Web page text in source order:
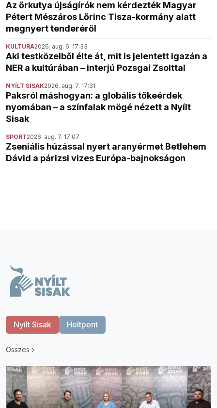
Az őrkutya újságírók nem kérdezték Magyar
Pétert Mészáros Lőrinc Tisza-kormány alatt
megnyert tenderéről
KULTÚRA2026. aug. 6. 17:33
Aki testközelből élte át, mit is jelentett igazán a
NER a kultúrában – interjú Pozsgai Zsolttal
NYÍLT SISAK2026. aug. 7. 17:31
Paksról máshogyan: a globális tőkeérdek
nyomában – a színfalak mögé nézett a Nyílt
Sisak
SPORT2026. aug. 7. 17:07
Zseniális húzással nyert aranyérmet Betlehem
Dávid a párizsi vizes Európa-bajnokságon
Nyílt Sisak Holtpont
Összes